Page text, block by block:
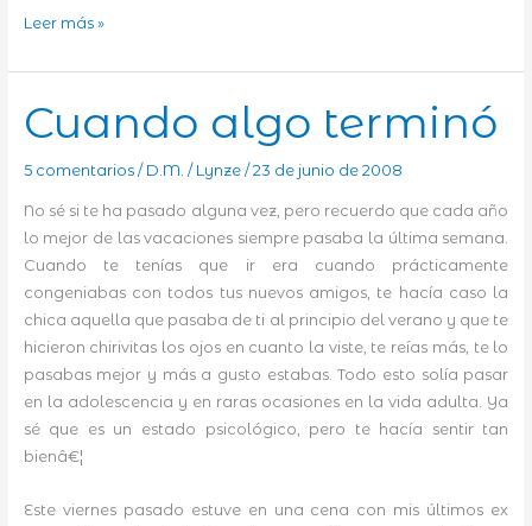
El
ese
gran
desconocido
Leer más »
Cuando algo terminó
5 comentarios / D.M. / Lynze / 23 de junio de 2008
No sé si te ha pasado alguna vez, pero recuerdo que cada año
lo mejor de las vacaciones siempre pasaba la última semana.
Cuando te tenías que ir era cuando prácticamente
congeniabas con todos tus nuevos amigos, te hacía caso la
chica aquella que pasaba de ti al principio del verano y que te
hicieron chirivitas los ojos en cuanto la viste, te reías más, te lo
pasabas mejor y más a gusto estabas. Todo esto solía pasar
en la adolescencia y en raras ocasiones en la vida adulta. Ya
sé que es un estado psicológico, pero te hacía sentir tan
bienâ€¦
Este viernes pasado estuve en una cena con mis últimos ex